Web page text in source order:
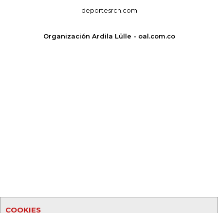
COOKIES
deportesrcn.com
Organización Ardila Lülle - oal.com.co